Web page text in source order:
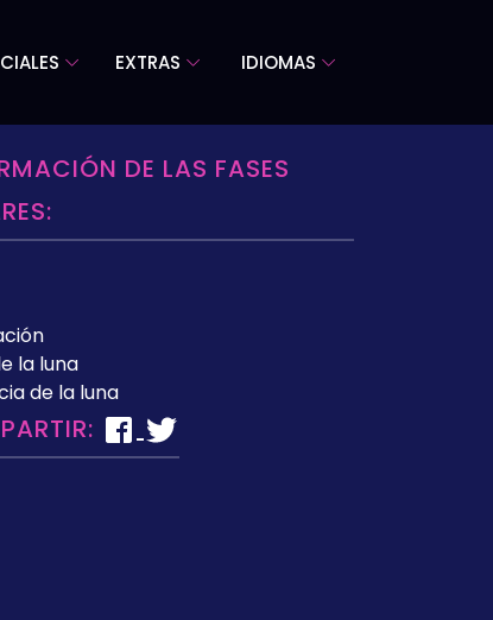
EXTRAS IDIOMAS
DE LAS FASES
la luna
de la luna